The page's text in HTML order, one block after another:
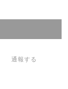
通報する